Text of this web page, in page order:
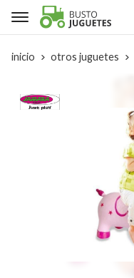
inicio otros juguetes